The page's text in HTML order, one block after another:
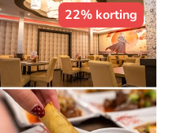
22% korting